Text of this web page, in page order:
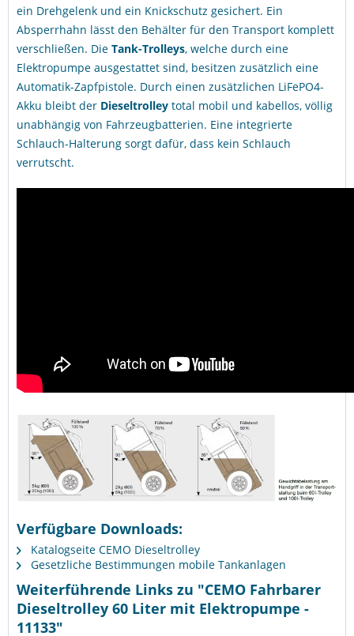
ein Drehgelenk und ein Knickschutz gesichert. Ein
Absperrhahn lässt den Behälter für den Transport komplett
verschließen. Die Tank-Trolleys, welche durch eine
Elektropumpe ausgestattet sind, besitzen zusätzlich eine
Automatik-Zapfpistole. Durch einen zusätzlichen LiFePO4-
Akku bleibt der Dieseltrolley total mobil und kabellos, völlig
unabhängig von Fahrzeugbatterien. Eine integrierte
Schlauch-Halterung sorgt dafür, dass kein Schlauch
verrutscht.
Verfügbare Downloads:
Katalogseite CEMO Dieseltrolley
Gesetzliche Bestimmungen mobile Tankanlagen
Weiterführende Links zu "CEMO Fahrbarer
Dieseltrolley 60 Liter mit Elektropumpe -
11133"